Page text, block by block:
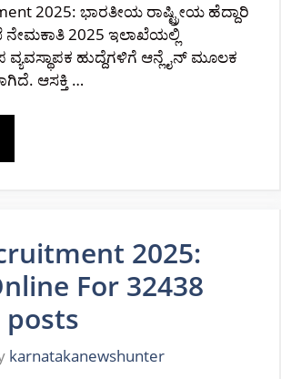
2025: ಭಾರತೀಯ ರಾಷ್ಟ್ರೀಯ ಹೆದ್ದಾರಿ
ನೇಮಕಾತಿ 2025 ಇಲಾಖೆಯಲ್ಲಿ
ಹುದ್ದೆಗಳಿಗೆ ಆನ್ಲೈನ್ ಮೂಲಕ
ಆಸಕ್ತಿ …
2025:
For 32438
karnatakanewshunter